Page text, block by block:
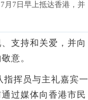
月7日早上抵达香港，并
支持和关爱，并向
意。
挥员与主礼嘉宾一
过媒体向香港市民